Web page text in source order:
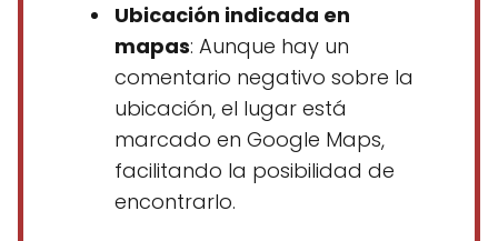
Ubicación indicada en
mapas: Aunque hay un
comentario negativo sobre la
ubicación, el lugar está
marcado en Google Maps,
facilitando la posibilidad de
encontrarlo.